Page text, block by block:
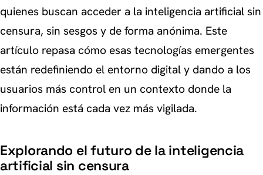
quienes buscan acceder a la inteligencia artificial sin
censura, sin sesgos y de forma anónima. Este
artículo repasa cómo esas tecnologías emergentes
están redefiniendo el entorno digital y dando a los
usuarios más control en un contexto donde la
información está cada vez más vigilada.
Explorando el futuro de la inteligencia
artificial sin censura